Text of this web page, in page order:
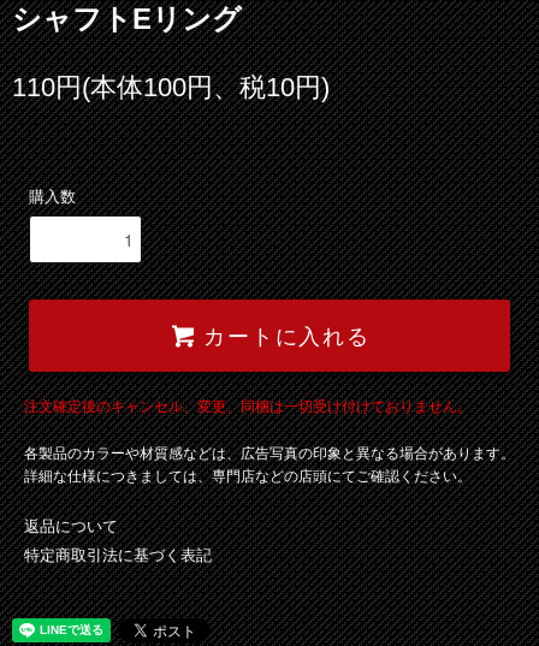
シャフトEリング
110円(本体100円、税10円)
購入数
カートに入れる
注文確定後のキャンセル、変更、同梱は一切受け付けておりません。
各製品のカラーや材質感などは、広告写真の印象と異なる場合があります。
詳細な仕様につきましては、専門店などの店頭にてご確認ください。
返品について
特定商取引法に基づく表記